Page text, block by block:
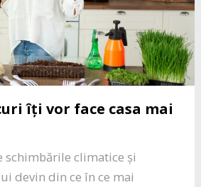
îți vor face casa mai
schimbările climatice și
devin din ce în ce mai